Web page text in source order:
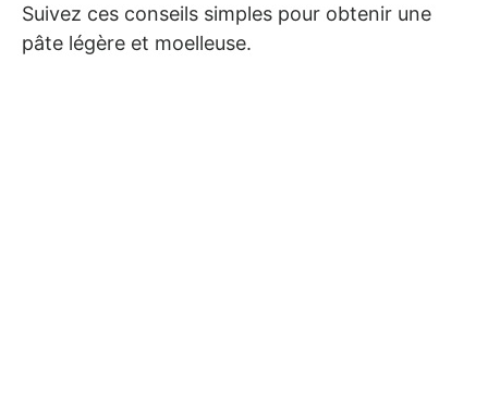
Suivez ces conseils simples pour obtenir une
pâte légère et moelleuse.